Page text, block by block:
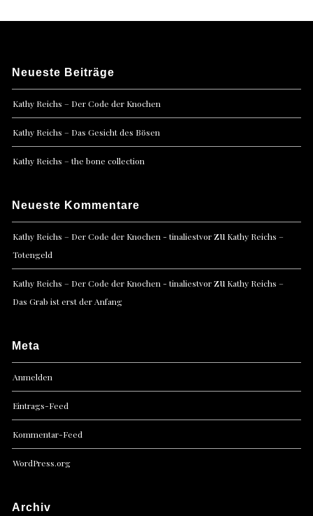
Neueste Beiträge
Kathy Reichs – Der Code der Knochen
Kathy Reichs – Das Gesicht des Bösen
Kathy Reichs – the bone collection
Neueste Kommentare
Kathy Reichs – Der Code der Knochen - tinaliestvorzu Kathy Reichs –
Totengeld
Kathy Reichs – Der Code der Knochen - tinaliestvorzu Kathy Reichs –
Das Grab ist erst der Anfang
Meta
Anmelden
Eintrags-Feed
Kommentar-Feed
WordPress.org
Archiv